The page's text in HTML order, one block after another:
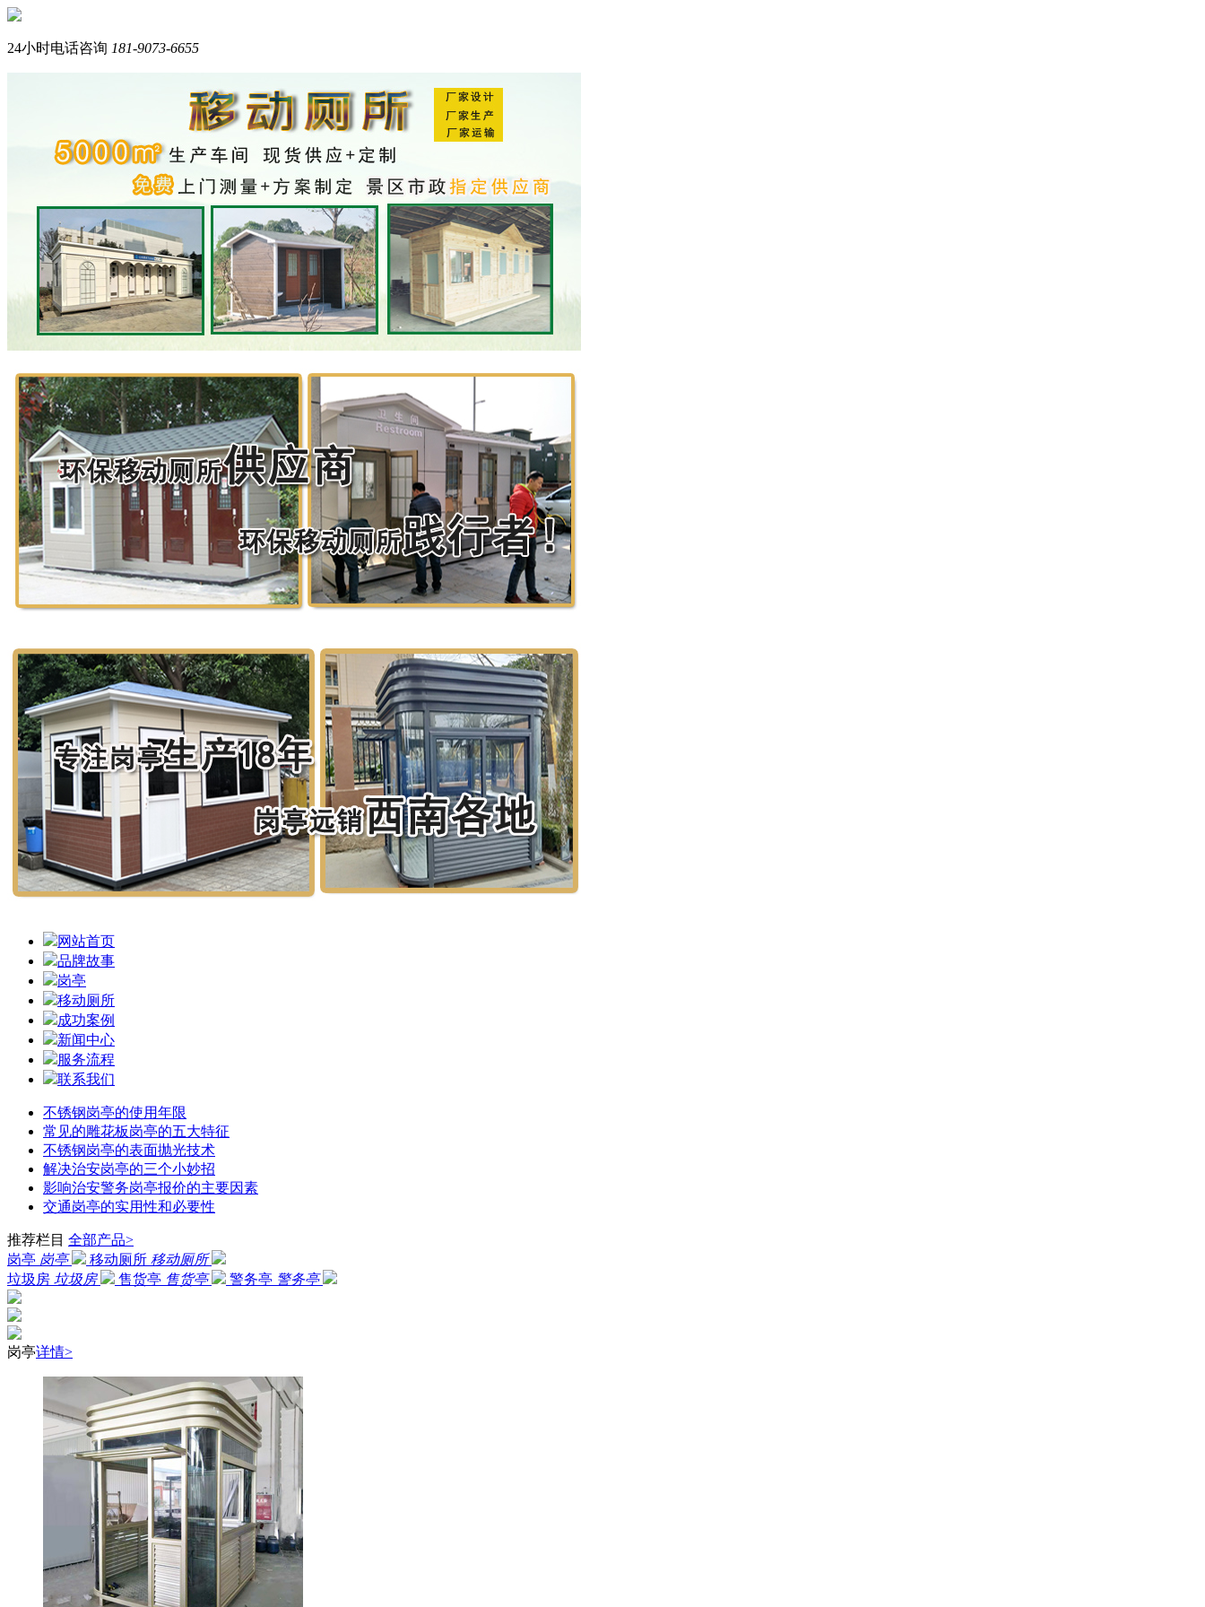
24小时电话咨询 181-9073-6655
网站首页
品牌故事
岗亭
移动厕所
成功案例
新闻中心
服务流程
联系我们
不锈钢岗亭的使用年限
常见的雕花板岗亭的五大特征
不锈钢岗亭的表面抛光技术
解决治安岗亭的三个小妙招
影响治安警务岗亭报价的主要因素
交通岗亭的实用性和必要性
推荐栏目 全部产品>
岗亭 岗亭 移动厕所 移动厕所
垃圾房 垃圾房 售货亭 售货亭 警务亭 警务亭
岗亭详情>
我是在线产品顾问，请问您需要什么产品？